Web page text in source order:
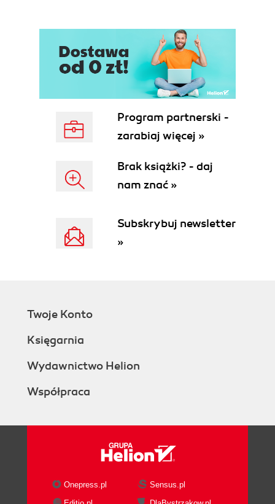
Program partnerski -
zarabiaj więcej »
Brak książki? - daj
nam znać »
Subskrybuj newsletter
»
Twoje Konto
Księgarnia
Wydawnictwo Helion
Współpraca
Onepress.pl
Sensus.pl